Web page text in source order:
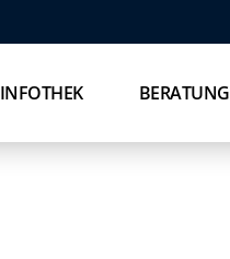
INFOTHEK BERATUNG